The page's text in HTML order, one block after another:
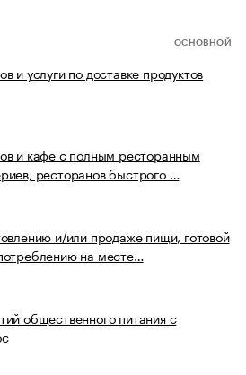
ОСНОВНОЙ
и услуги по доставке продуктов
и кафе с полным ресторанным
ресторанов быстрого …
и/или продаже пищи, готовой
на месте…
общественного питания с